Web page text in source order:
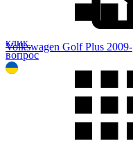
Volkswagen Golf Plus 2009-
клик
вопрос